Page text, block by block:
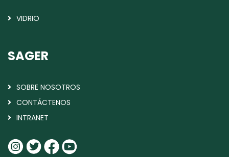
VIDRIO
SAGER
SOBRE NOSOTROS
CONTÁCTENOS
INTRANET